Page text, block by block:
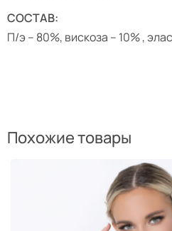
СОСТАВ:
П/э – 80%, вискоза – 10% ,
Похожие товары